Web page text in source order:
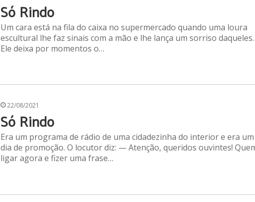
Só Rindo
Um cara está na fila do caixa no supermercado quando uma loura
escultural lhe faz sinais com a mão e lhe lança um sorriso daqueles.
Ele deixa por momentos o…
22/08/2021
Só Rindo
Era um programa de rádio de uma cidadezinha do interior e era um
dia de promoção. O locutor diz: — Atenção, queridos ouvintes!
ligar agora e fizer uma frase…